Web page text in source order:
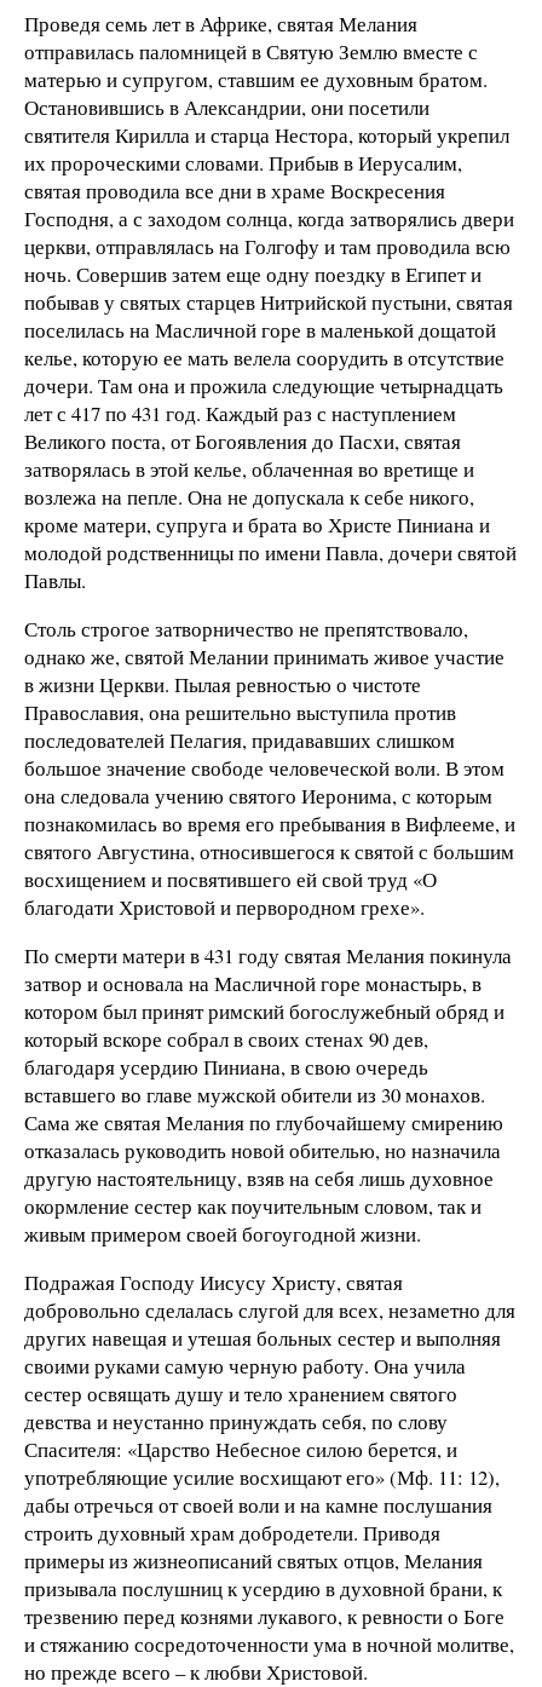
Проведя семь лет в Африке, святая Мелания
отправилась паломницей в Святую Землю вместе с
матерью и супругом, ставшим ее духовным братом.
Остановившись в Александрии, они посетили
святителя Кирилла и старца Нестора, который укрепил
их пророческими словами. Прибыв в Иерусалим,
святая проводила все дни в храме Воскресения
Господня, а с заходом солнца, когда затворялись двери
церкви, отправлялась на Голгофу и там проводила всю
ночь. Совершив затем еще одну поездку в Египет и
побывав у святых старцев Нитрийской пустыни, святая
поселилась на Масличной горе в маленькой дощатой
келье, которую ее мать велела соорудить в отсутствие
дочери. Там она и прожила следующие четырнадцать
лет с 417 по 431 год. Каждый раз с наступлением
Великого поста, от Богоявления до Пасхи, святая
затворялась в этой келье, облаченная во вретище и
возлежа на пепле. Она не допускала к себе никого,
кроме матери, супруга и брата во Христе Пиниана и
молодой родственницы по имени Павла, дочери святой
Павлы.
Столь строгое затворничество не препятствовало,
однако же, святой Мелании принимать живое участие
в жизни Церкви. Пылая ревностью о чистоте
Православия, она решительно выступила против
последователей Пелагия, придававших слишком
большое значение свободе человеческой воли. В этом
она следовала учению святого Иеронима, с которым
познакомилась во время его пребывания в Вифлееме, и
святого Августина, относившегося к святой с большим
восхищением и посвятившего ей свой труд «О
благодати Христовой и первородном грехе».
По смерти матери в 431 году святая Мелания покинула
затвор и основала на Масличной горе монастырь, в
котором был принят римский богослужебный обряд и
который вскоре собрал в своих стенах 90 дев,
благодаря усердию Пиниана, в свою очередь
вставшего во главе мужской обители из 30 монахов.
Сама же святая Мелания по глубочайшему смирению
отказалась руководить новой обителью, но назначила
другую настоятельницу, взяв на себя лишь духовное
окормление сестер как поучительным словом, так и
живым примером своей богоугодной жизни.
Подражая Господу Иисусу Христу, святая
добровольно сделалась слугой для всех, незаметно для
других навещая и утешая больных сестер и выполняя
своими руками самую черную работу. Она учила
сестер освящать душу и тело хранением святого
девства и неустанно принуждать себя, по слову
Спасителя: «Царство Небесное силою берется, и
употребляющие усилие восхищают его» (Мф. 11: 12),
дабы отречься от своей воли и на камне послушания
строить духовный храм добродетели. Приводя
примеры из жизнеописаний святых отцов, Мелания
призывала послушниц к усердию в духовной брани, к
трезвению перед кознями лукавого, к ревности о Боге
и стяжанию сосредоточенности ума в ночной молитве,
но прежде всего – к любви Христовой.